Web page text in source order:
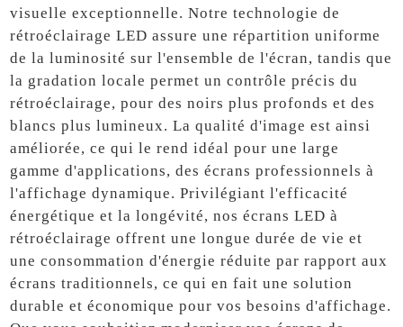
visuelle exceptionnelle. Notre technologie de
rétroéclairage LED assure une répartition uniforme
de la luminosité sur l'ensemble de l'écran, tandis que
la gradation locale permet un contrôle précis du
rétroéclairage, pour des noirs plus profonds et des
blancs plus lumineux. La qualité d'image est ainsi
améliorée, ce qui le rend idéal pour une large
gamme d'applications, des écrans professionnels à
l'affichage dynamique. Privilégiant l'efficacité
énergétique et la longévité, nos écrans LED à
rétroéclairage offrent une longue durée de vie et
une consommation d'énergie réduite par rapport aux
écrans traditionnels, ce qui en fait une solution
durable et économique pour vos besoins d'affichage.